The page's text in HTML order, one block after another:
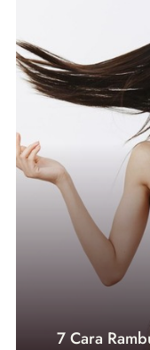
7 Cara